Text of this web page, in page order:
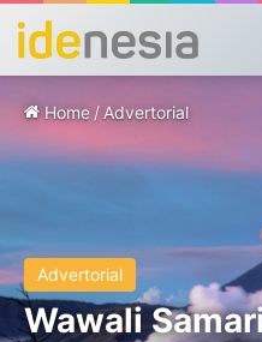
Home / Advertorial
Advertorial
Wawali